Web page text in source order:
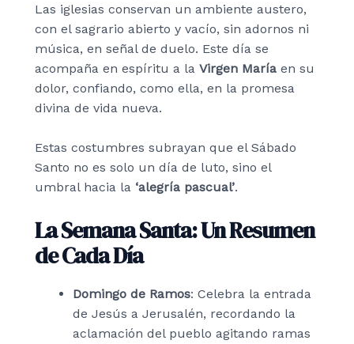
Las iglesias conservan un ambiente austero,
con el sagrario abierto y vacío, sin adornos ni
música, en señal de duelo. Este día se
acompaña en espíritu a la Virgen María en su
dolor, confiando, como ella, en la promesa
divina de vida nueva.
Estas costumbres subrayan que el Sábado
Santo no es solo un día de luto, sino el
umbral hacia la ‘alegría pascual’.
La Semana Santa: Un Resumen
de Cada Día
Domingo de Ramos: Celebra la entrada
de Jesús a Jerusalén, recordando la
aclamación del pueblo agitando ramas